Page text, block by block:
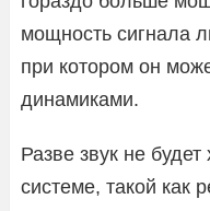
мощность сигнала
при котором он
динамиками.
Разве звук не
системе, такой как